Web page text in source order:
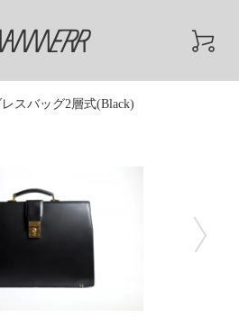
スバッグ2層式(Black)